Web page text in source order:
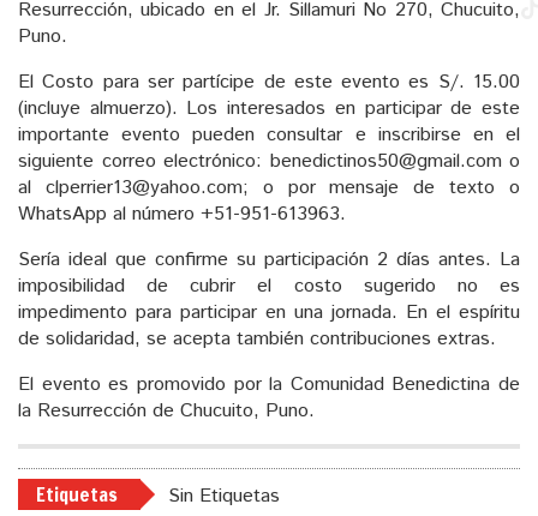
Resurrección, ubicado en el Jr. Sillamuri No 270, Chucuito,
Puno.
El Costo para ser partícipe de este evento es S/. 15.00
(incluye almuerzo). Los interesados en participar de este
importante evento pueden consultar e inscribirse en el
siguiente correo electrónico: benedictinos50@gmail.com o
al clperrier13@yahoo.com; o por mensaje de texto o
WhatsApp al número +51-951-613963.
Sería ideal que confirme su participación 2 días antes. La
imposibilidad de cubrir el costo sugerido no es
impedimento para participar en una jornada. En el espíritu
de solidaridad, se acepta también contribuciones extras.
El evento es promovido por la Comunidad Benedictina de
la Resurrección de Chucuito, Puno.
Etiquetas Sin Etiquetas